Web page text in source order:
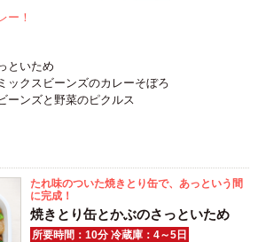
ー！
といため
ックスビーンズのカレーそぼろ
ーンズと野菜のピクルス
たれ味のついた焼きとり缶で、あっという間
に完成！
焼きとり缶とかぶのさっといため
所要時間：10分 冷蔵庫：4～5日